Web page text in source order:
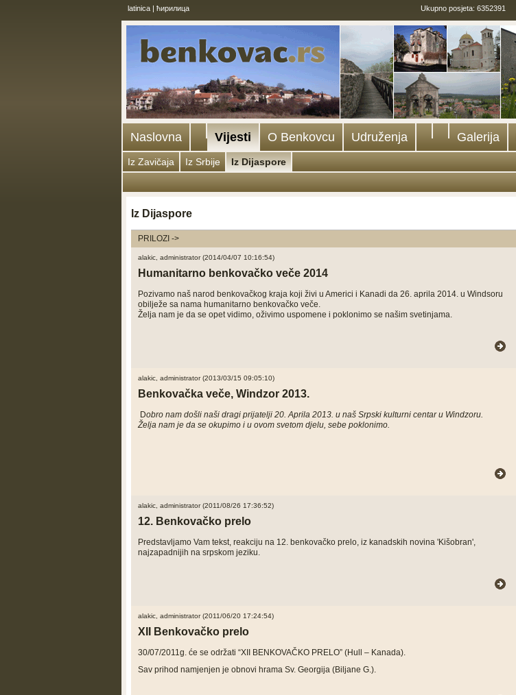
latinica| ћирилица Ukupno posjeta: 6352391
Naslovna Vijesti O Benkovcu Udruženja Galerija
Iz Zavičaja Iz Srbije Iz Dijaspore
Iz Dijaspore
PRILOZI ->
alakic, administrator (2014/04/07 10:16:54)
Humanitarno benkovačko veče 2014
Pozivamo naš narod benkovačkog kraja koji živi u Americi i Kanadi da 26. aprila 2014. u Windsoru
obilježe sa nama humanitarno benkovačko veče.
Želja nam je da se opet vidimo, oživimo uspomene i poklonimo se našim svetinjama.
alakic, administrator (2013/03/15 09:05:10)
Benkovačka veče, Windzor 2013.
Dobro nam došli naši dragi prijatelji 20. Aprila 2013. u naš Srpski kulturni centar u Windzoru.
Želja nam je da se okupimo i u ovom svetom djelu, sebe poklonimo.
alakic, administrator (2011/08/26 17:36:52)
12. Benkovačko prelo
Predstavljamo Vam tekst, reakciju na 12. benkovačko prelo, iz kanadskih novina 'Kišobran',
najzapadnijih na srpskom jeziku.
alakic, administrator (2011/06/20 17:24:54)
XII Benkovačko prelo
30/07/2011g. će se održati “XII BENKOVAČKO PRELO” (Hull – Kanada).
Sav prihod namjenjen je obnovi hrama Sv. Georgija (Biljane G.).